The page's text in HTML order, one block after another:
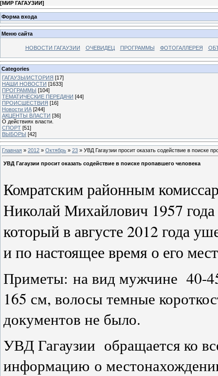
[МИР ГАГАУЗИИ]
Форма входа
Меню сайта
НОВОСТИ ГАГАУЗИИ ОЧЕВИДЕЦ ПРОГРАММЫ ФОТОГАЛЛЕРЕЯ
Categories
ГАГАУЗЫ/ИСТОРИЯ [17]
НАШИ НОВОСТИ [1633]
ПРОГРАММЫ [104]
ТЕМАТИЧЕСКИЕ ПЕРЕДАЧИ [44]
ПРОИСШЕСТВИЯ [16]
Новости ИА [244]
АКЦЕНТЫ ВЛАСТИ [36]
О действиях власти.
СПОРТ [51]
ВЫБОРЫ [42]
Главная » 2012 » Октябрь » 23 » УВД Гагаузии просит оказать содействие в поиске
УВД Гагаузии просит оказать содействие в поиске пропавшего человека
Комратским районным
Николай Михайлович 1957
который в августе 2012 года
и по настоящее время о его
Приметы: на вид мужчине 40-
165 см, волосы темные
документов не было.
УВД Гагаузии обращается ко
информацию о